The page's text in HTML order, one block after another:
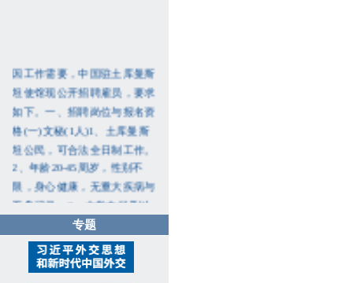
因工作需要，中国驻土库曼斯
坦使馆现公开招聘雇员，要求
如下。一、招聘岗位与报名资
格(一)文秘(1人)1、土库曼斯
坦公民，可合法全日制工作。
2、年龄20-45周岁，性别不
限，身心健康，无重大疾病与
不良记录。3、大学本科及以
上学历，精通俄语、土库曼
语、汉语，写作、翻译公文能
力良好。有翻译工作经历者、
懂英语者优先。4、熟悉各类
专题